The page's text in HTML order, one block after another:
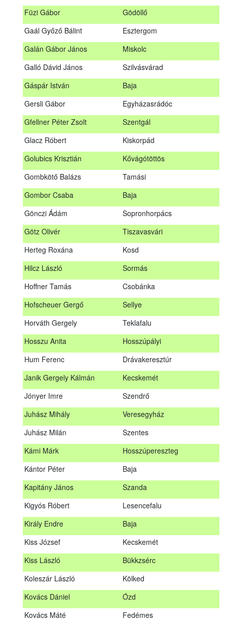
Füzi Gábor
Gödöllő
Gaál Győző Bálint
Esztergom
Galán Gábor János
Miskolc
Galló Dávid János
Szilvásvárad
Gáspár István
Baja
Gersli Gábor
Egyházasrádóc
Gfellner Péter Zsolt
Szentgál
Glacz Róbert
Kiskorpád
Golubics Krisztián
Kővágótöttös
Gombkötő Balázs
Tamási
Gombor Csaba
Baja
Gönczi Ádám
Sopronhorpács
Götz Olivér
Tiszavasvári
Herteg Roxána
Kosd
Hilcz László
Sormás
Hoffner Tamás
Csobánka
Hofscheuer Gergő
Sellye
Horváth Gergely
Teklafalu
Hosszu Anita
Hosszúpályi
Hum Ferenc
Drávakeresztúr
Janik Gergely Kálmán
Kecskemét
Jónyer Imre
Szendrő
Juhász Mihály
Veresegyház
Juhász Milán
Szentes
Kámi Márk
Hosszúpereszteg
Kántor Péter
Baja
Kapitány János
Szanda
Kigyós Róbert
Lesencefalu
Király Endre
Baja
Kiss József
Kecskemét
Kiss László
Bükkzsérc
Koleszár László
Kölked
Kovács Dániel
Ózd
Kovács Máté
Fedémes
Fekete Ádám
Bocskaikert
Gaál Győző Bálint
Esztergom
Miskolc
Szilvásvárad
Egyházasrádóc
Kiskorpád
Kővágótöttös
Gombor Csaba
Kosd
Csobánka
Horváth Gergely
Hosszu Anita
Drávakeresztúr
Szendrő
Veresegyház
Juhász Milán
Kámi Márk
Kántor Péter
Baja